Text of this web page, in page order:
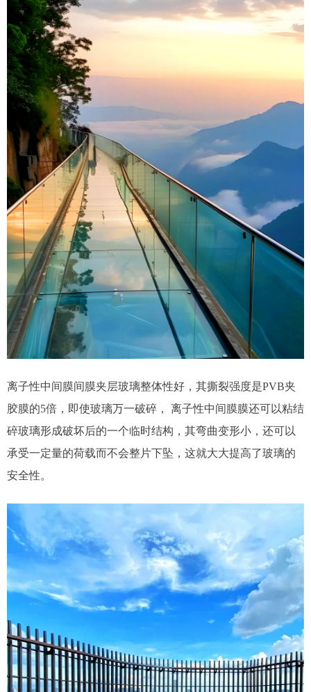
离子性中间膜间膜夹层玻璃整体性好，其撕裂强度是PVB夹
胶膜的5倍，即使玻璃万一破碎， 离子性中间膜膜还可以粘结
碎玻璃形成破坏后的一个临时结构，其弯曲变形小，还可以
承受一定量的荷载而不会整片下坠，这就大大提高了玻璃的
安全性。